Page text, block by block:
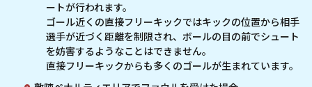
ートが行われます。
ゴール近くの直接フリーキックではキックの位置から相手
選手が近づく距離を制限され、ボールの目の前でシュート
を妨害するようなことはできません。
直接フリーキックからも多くのゴールが生まれています。